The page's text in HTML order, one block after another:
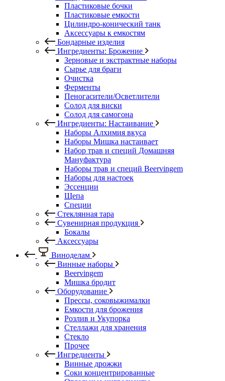
Пластиковые бочки
Пластиковые емкости
Цилиндро-конический танк
Аксессуары к емкостям
Бондарные изделия
Ингредиенты: Брожение
Зерновые и экстрактные наборы
Сырье для браги
Очистка
Ферменты
Пеногасители/Осветлители
Солод для виски
Солод для самогона
Ингредиенты: Настаивание
Наборы Алхимия вкуса
Наборы Мишка настаивает
Набор трав и специй Домашняя
Мануфактура
Наборы трав и специй Beervingem
Наборы для настоек
Эссенции
Щепа
Специи
Стеклянная тара
Сувенирная продукция
Бокалы
Аксессуары
Виноделам
Винные наборы
Beervingem
Мишка бродит
Оборудование
Прессы, соковыжималки
Емкости для брожения
Розлив и Укупорка
Стеллажи для хранения
Стекло
Прочее
Ингредиенты
Винные дрожжи
Соки концентрированные